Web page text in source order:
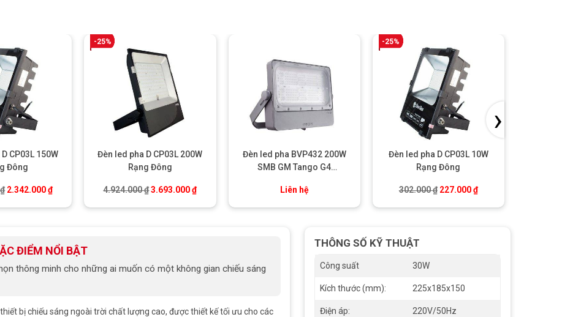
₫.
CP03L 150W
Đông
₫ Giá gốc là: 3.121.800 ₫.
2.342.000₫Giá hiện tại là: 2.342.000 ₫.
-25%
Đèn led pha D CP03L 200W
Rạng Đông
4.924.000₫Giá gốc là: 4.924.000 ₫.
3.693.000₫Giá hiện tại là: 3.693.000 ₫.
Đèn led pha BVP432 200W
SMB GM Tango G4
Liên hệ
-25%
Đèn led pha D CP03L 10W
Rạng Đông
302.000₫ Giá gốc là: 302.000 ₫.
227.000₫Giá hiện tại là:
›
ĐIỂM NỔI BẬT
thông minh cho những ai muốn có một không gian chiếu sáng
bị chiếu sáng ngoài trời chất lượng cao, được thiết kế tối ưu cho các
THÔNG SỐ KỸ THUẬT
Công suất 30W
Kích thước (mm): 225x185x150
Điện áp: 220V/50Hz